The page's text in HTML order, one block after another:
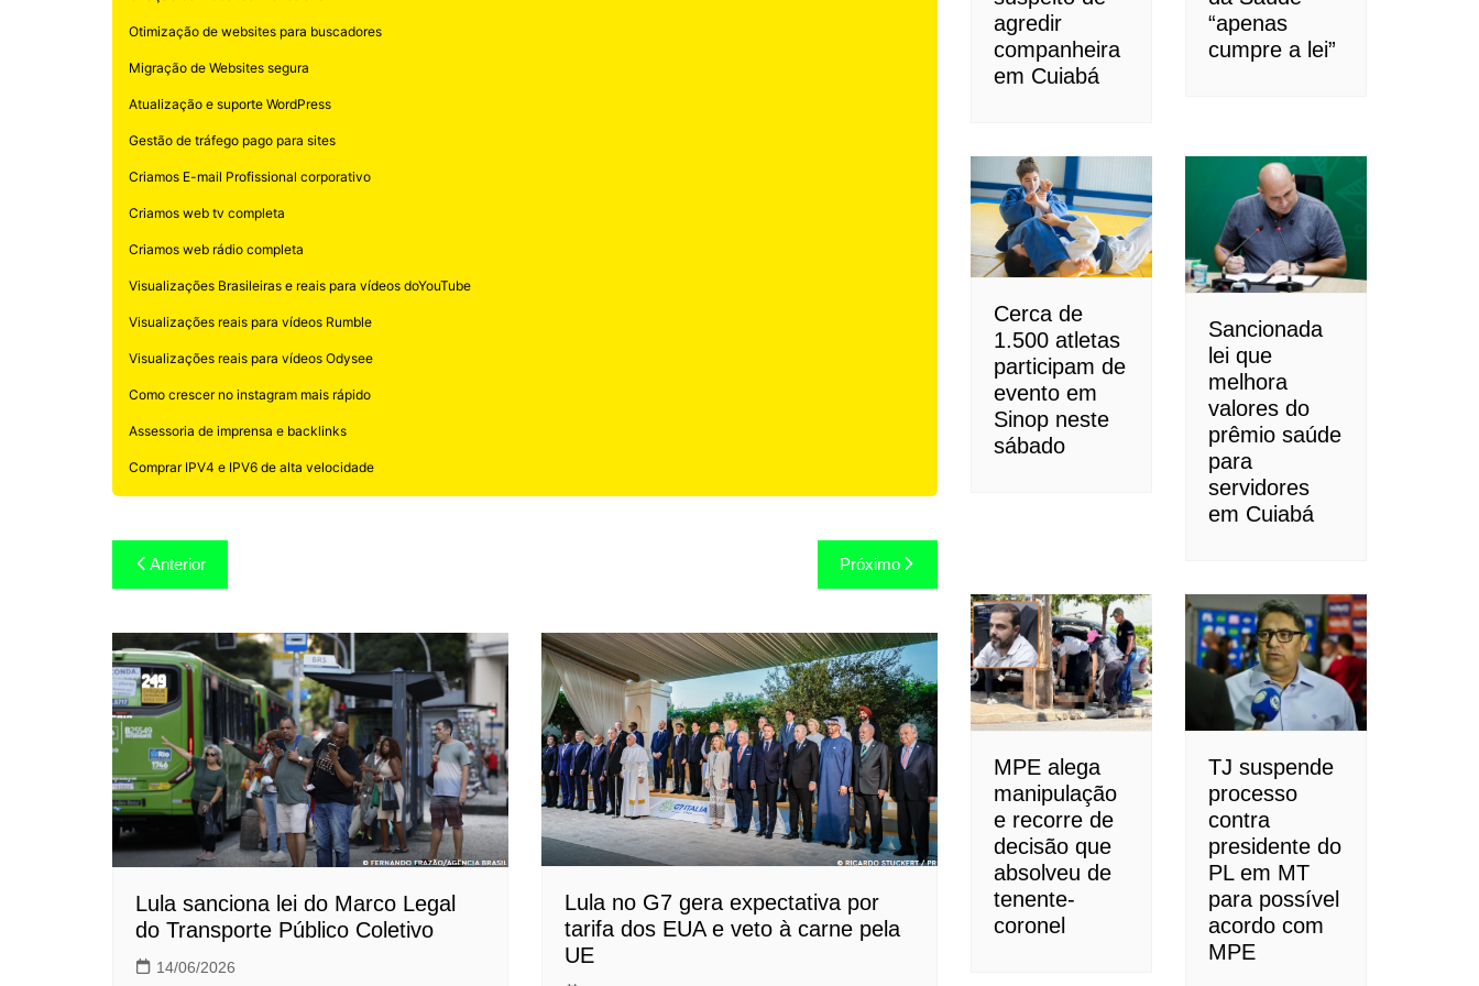
Otimização de websites para buscadores
Migração de Websites segura
Atualização e suporte WordPress
Gestão de tráfego pago para sites
Criamos E-mail Profissional corporativo
Criamos web tv completa
Criamos web rádio completa
Visualizações Brasileiras e reais para vídeos doYouTube
Visualizações reais para vídeos Rumble
Visualizações reais para vídeos Odysee
Como crescer no instagram mais rápido
Assessoria de imprensa e backlinks
Comprar IPV4 e IPV6 de alta velocidade
Navegação
Post
Anterior Próximo
Lula sanciona lei do Marco Legal
do Transporte Público Coletivo
14/06/2026
Lula no G7 gera expectativa por
tarifa dos EUA e veto à carne pela
UE
agredir
companheira
em Cuiabá
“apenas
cumpre a lei”
Cerca de
1.500 atletas
participam de
evento em
Sinop neste
sábado
Sancionada
lei que
melhora
valores do
prêmio saúde
para
servidores
em Cuiabá
MPE alega
manipulação
e recorre de
decisão que
absolveu de
tenente-
coronel
TJ suspende
processo
contra
presidente do
PL em MT
para possível
acordo com
MPE